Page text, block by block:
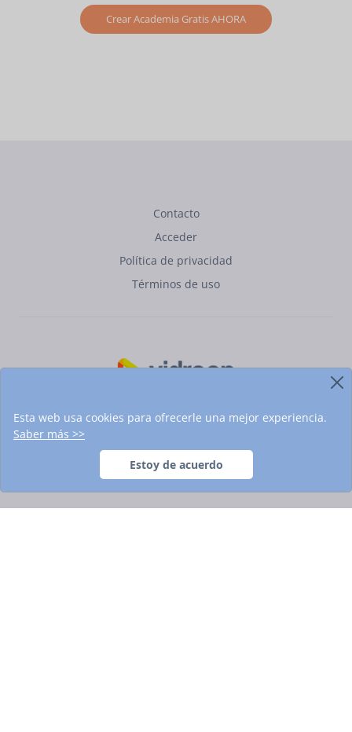
Crear Academia Gratis AHORA
Contacto
Acceder
Política de privacidad
Términos de uso
Esta web usa cookies para ofrecerle una mejor experiencia.
Saber más >>
Estoy de acuerdo